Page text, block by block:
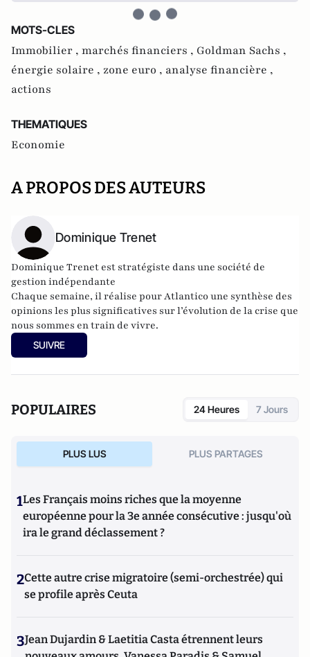
MOTS-CLES
Immobilier , marchés financiers , Goldman Sachs ,
énergie solaire , zone euro , analyse financière ,
actions
THEMATIQUES
Economie
A PROPOS DES AUTEURS
Dominique Trenet
Dominique Trenet est stratégiste dans une société de
gestion indépendante
Chaque semaine, il réalise pour Atlantico une synthèse des
opinions les plus significatives sur l’évolution de la crise que
nous sommes en train de vivre.
SUIVRE
POPULAIRES 24 Heures 7 Jours
PLUS LUS PLUS PARTAGES
1Les Français moins riches que la moyenne
européenne pour la 3e année consécutive : jusqu'où
ira le grand déclassement ?
2Cette autre crise migratoire (semi-orchestrée) qui
se profile après Ceuta
3Jean Dujardin & Laetitia Casta étrennent leurs